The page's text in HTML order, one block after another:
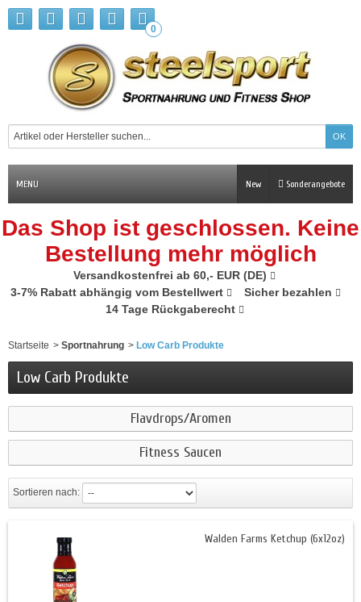
0
MENU Sonderangebote
New
Das Shop ist geschlossen. Keine
Bestellung mehr möglich
Versandkostenfrei ab 60,- EUR (DE)
3-7% Rabatt abhängig vom Bestellwert
Sicher bezahlen
14 Tage Rückgaberecht
Startseite > Sportnahrung > Low Carb Produkte
Low Carb Produkte
Flavdrops/Aromen
Fitness Saucen
Sortieren nach:
Walden Farms Ketchup (6x12oz)